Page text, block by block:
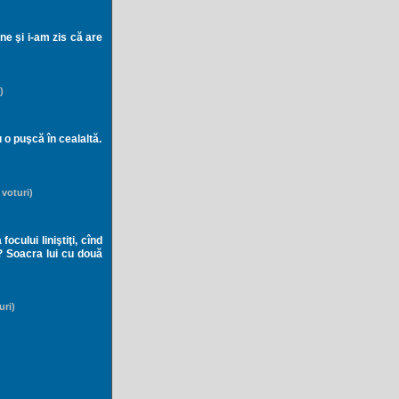
şi i-am zis că are
o puşcă în cealaltă.
voturi)
focului liniştiţi, cînd
Soacra lui cu două